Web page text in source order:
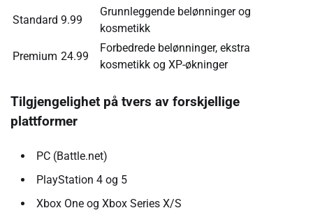
Standard 9.99
Grunnleggende belønninger og
kosmetikk
Premium 24.99
Forbedrede belønninger, ekstra
kosmetikk og XP-økninger
Tilgjengelighet på tvers av forskjellige
plattformer
PC (Battle.net)
PlayStation 4 og 5
Xbox One og Xbox Series X/S